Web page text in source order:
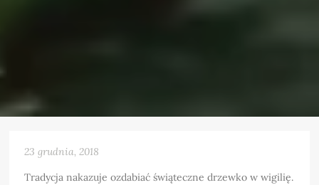
23 grudnia, 2018
Tradycja nakazuje ozdabiać świąteczne drzewko w wigilię.